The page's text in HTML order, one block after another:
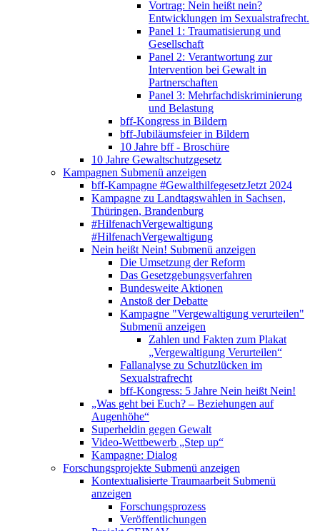
Vortrag: Nein heißt nein?
Entwicklungen im Sexualstrafrecht.
Panel 1: Traumatisierung und
Gesellschaft
Panel 2: Verantwortung zur
Intervention bei Gewalt in
Partnerschaften
Panel 3: Mehrfachdiskriminierung
und Belastung
bff-Kongress in Bildern
bff-Jubiläumsfeier in Bildern
10 Jahre bff - Broschüre
10 Jahre Gewaltschutzgesetz
Kampagnen Submenü anzeigen
bff-Kampagne #GewalthilfegesetzJetzt 2024
Kampagne zu Landtagswahlen in Sachsen,
Thüringen, Brandenburg
#HilfenachVergewaltigung
#HilfenachVergewaltigung
Nein heißt Nein! Submenü anzeigen
Die Umsetzung der Reform
Das Gesetzgebungsverfahren
Bundesweite Aktionen
Anstoß der Debatte
Kampagne "Vergewaltigung verurteilen"
Submenü anzeigen
Zahlen und Fakten zum Plakat
„Vergewaltigung Verurteilen“
Fallanalyse zu Schutzlücken im
Sexualstrafrecht
bff-Kongress: 5 Jahre Nein heißt Nein!
„Was geht bei Euch? – Beziehungen auf
Augenhöhe“
Superheldin gegen Gewalt
Video-Wettbewerb „Step up“
Kampagne: Dialog
Forschungsprojekte Submenü anzeigen
Kontextualisierte Traumaarbeit Submenü
anzeigen
Forschungsprozess
Veröffentlichungen